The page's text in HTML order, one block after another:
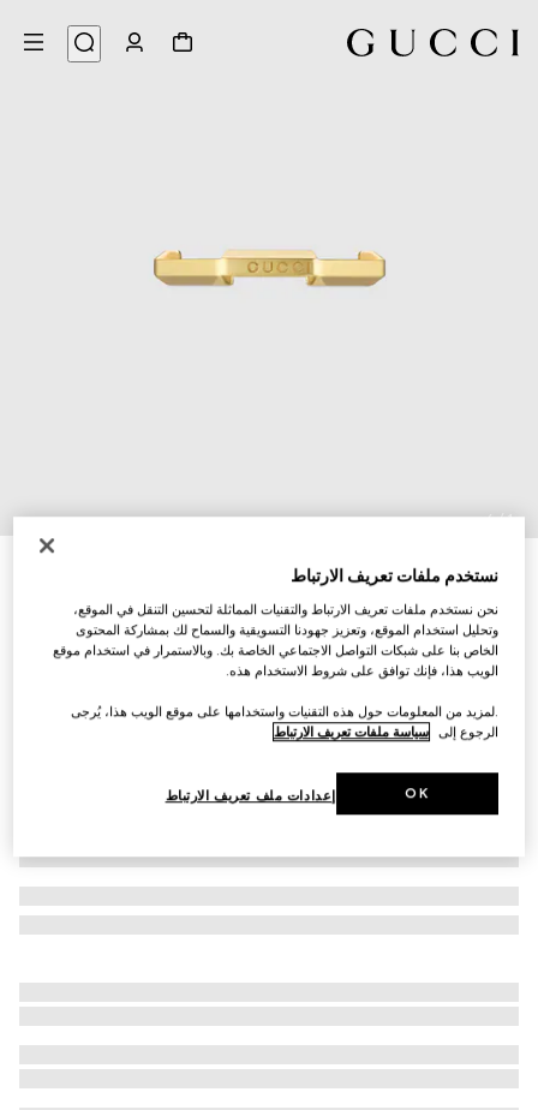
1
/
6
خاتم Gucci Link to Love عاكس ذهب 18
SAR 5,650
تنويعات ذهب أصفر عيار 18 قيراطاً
نستخدم ملفات تعريف الارتباط
نحن نستخدم ملفات تعريف الارتباط والتقنيات المماثلة لتحسين التنقل في الموقع،
وتحليل استخدام الموقع، وتعزيز جهودنا التسويقية والسماح لك بمشاركة المحتوى
الخاص بنا على شبكات التواصل الاجتماعي الخاصة بك. وبالاستمرار في استخدام موقع
الويب هذا، فإنك توافق على شروط الاستخدام هذه.
.لمزيد من المعلومات حول هذه التقنيات واستخدامها على موقع الويب هذا، يُرجى
الرجوع إلى سياسة ملفات تعريف الارتباط
إعدادات ملف تعريف الارتباط OK